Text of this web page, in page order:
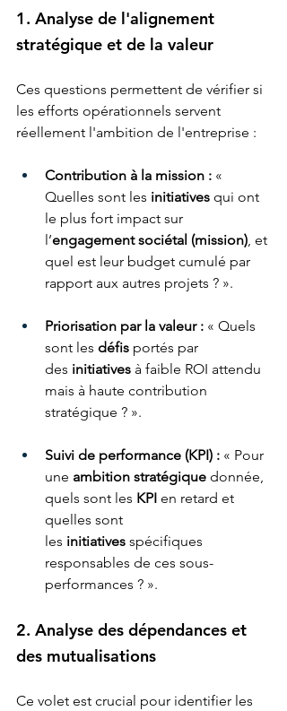
1. Analyse de l'alignement
stratégique et de la valeur
Ces questions permettent de vérifier si
les efforts opérationnels servent
réellement l'ambition de l'entreprise :
Contribution à la mission : «
Quelles sont les initiatives qui ont
le plus fort impact sur
l’engagement sociétal (mission), et
quel est leur budget cumulé par
rapport aux autres projets ? ».
Priorisation par la valeur : « Quels
sont les défis portés par
des initiatives à faible ROI attendu
mais à haute contribution
stratégique ? ».
Suivi de performance (KPI) : « Pour
une ambition stratégique donnée,
quels sont les KPI en retard et
quelles sont
les initiatives spécifiques
responsables de ces sous-
performances ? ».
2. Analyse des dépendances et
des mutualisations
Ce volet est crucial pour identifier les